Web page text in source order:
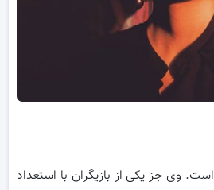
مژده دایی متولد دهه ۶۰ است. وی جز یکی از بازیگران با استعداد